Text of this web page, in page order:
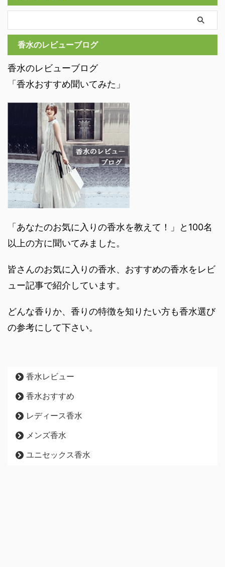
香水のレビューブログ
香水のレビューブログ
「香水おすすめ聞いてみた」
「あなたのお気に入りの香水を教えて！」と100名
以上の方に聞いてみました。
皆さんのお気に入りの香水、おすすめの香水をレビ
ュー記事で紹介しています。
どんな香りか、香りの特徴を知りたい方も香水選び
の参考にして下さい。
香水レビュー
香水おすすめ
レディース香水
メンズ香水
ユニセックス香水